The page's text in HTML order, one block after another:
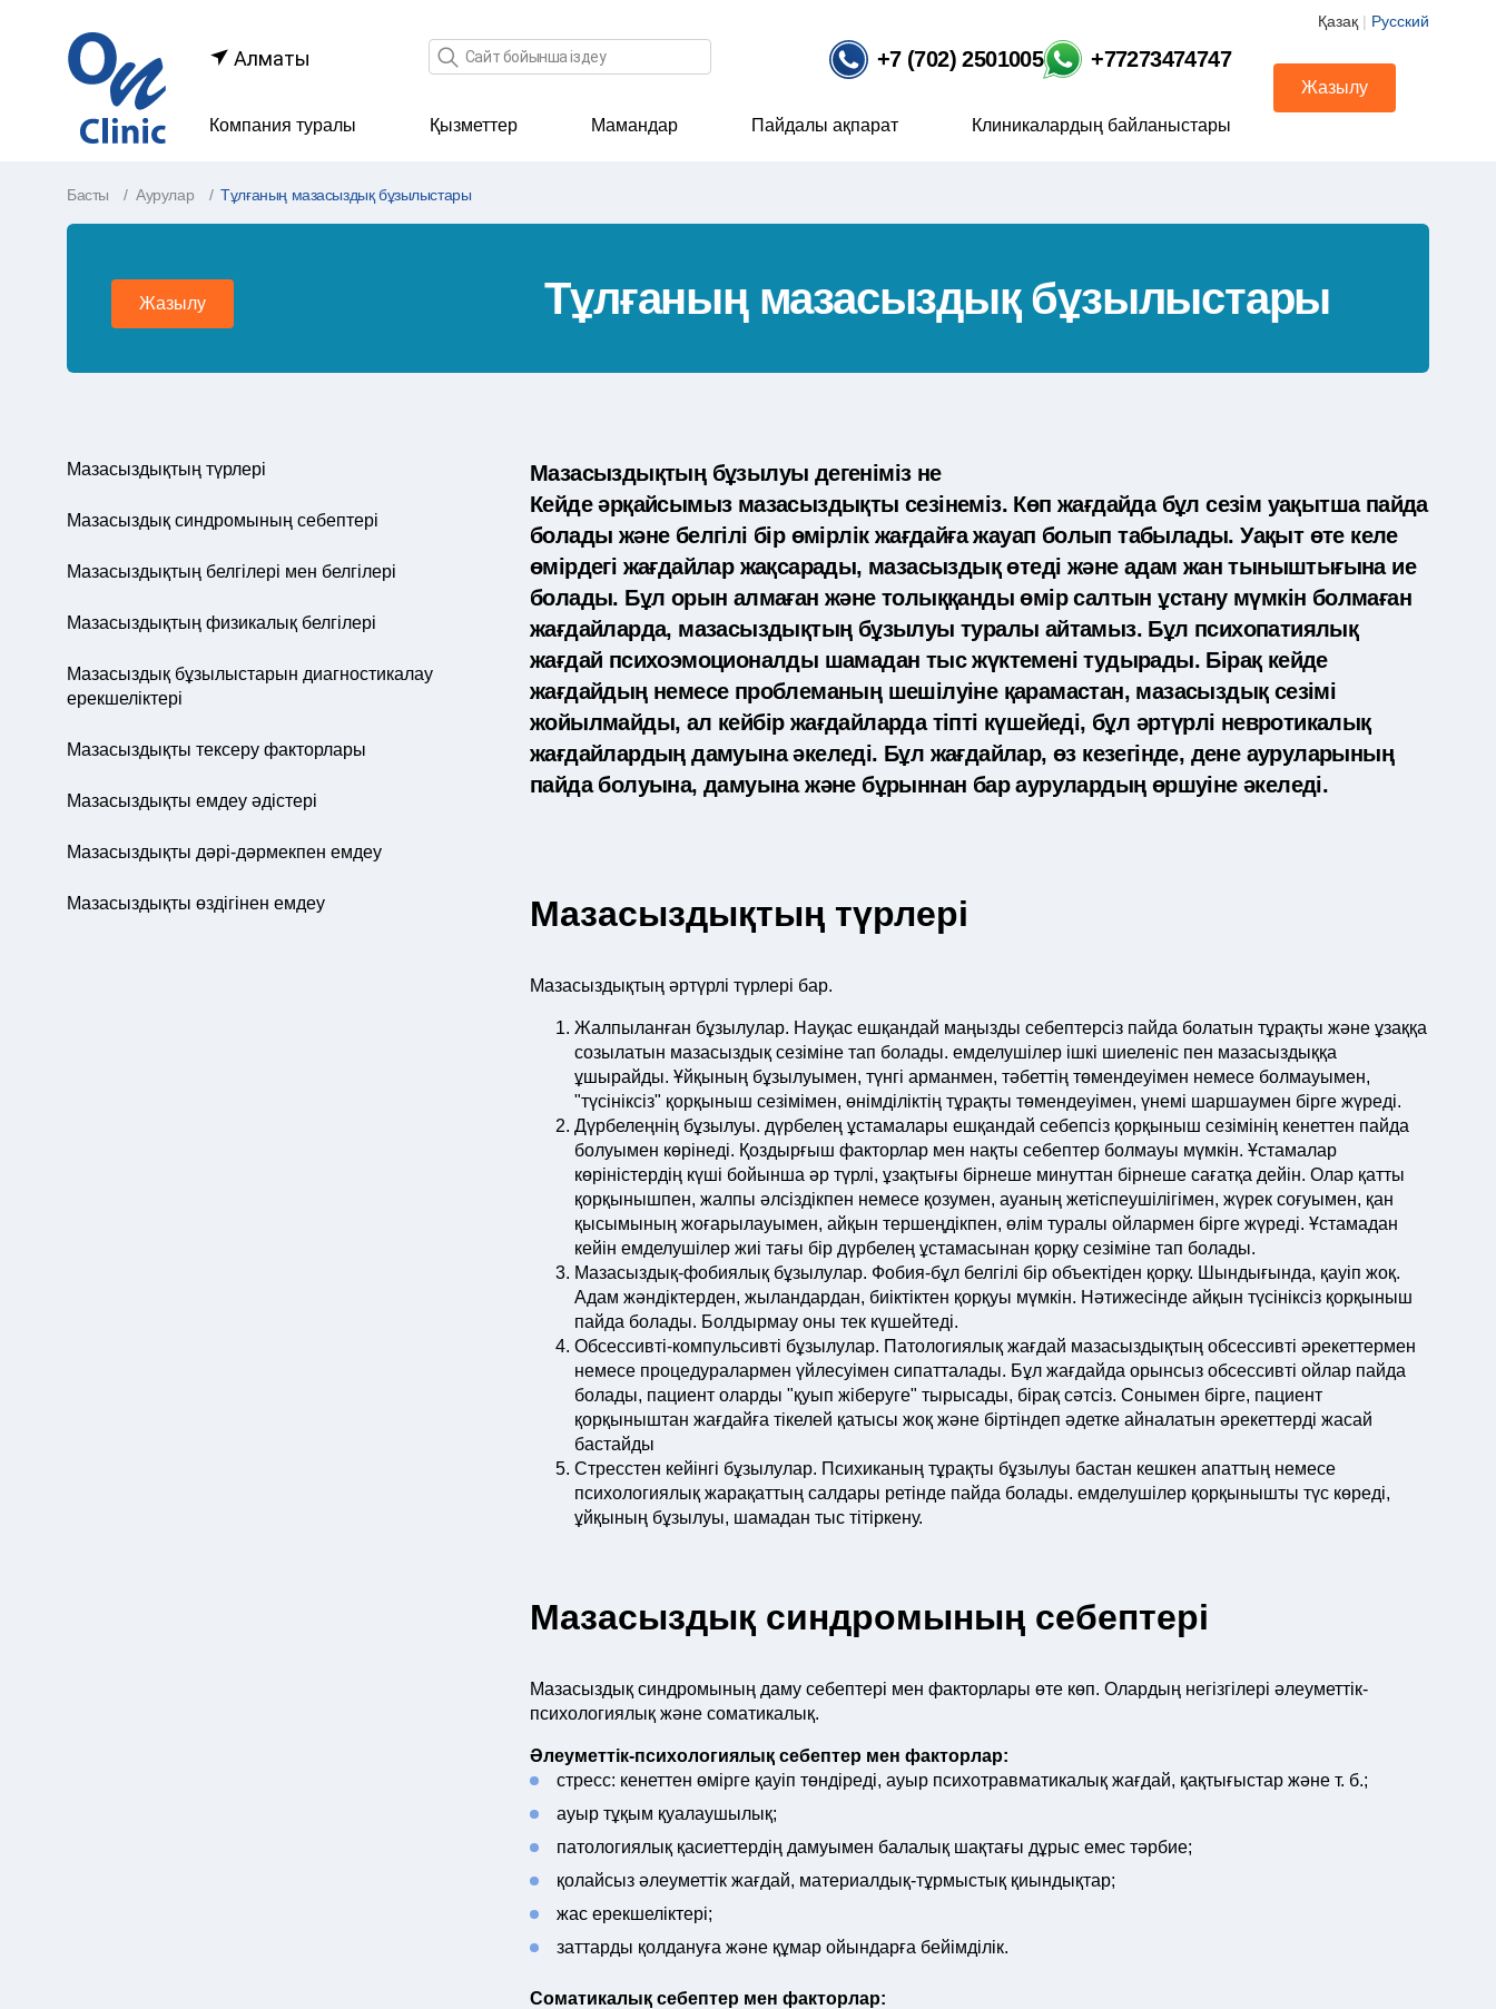
Қазақ | Русский
Алматы Іздеу өрісі +7 (702) 2501005 +77273474747
Компания туралы Қызметтер Мамандар Пайдалы ақпарат Клиникалардың байланыстары
Жазылу
Басты Аурулар Тұлғаның мазасыздық бұзылыстары
Жазылу Тұлғаның мазасыздық бұзылыстары
Мазасыздықтың түрлері
Мазасыздық синдромының себептері
Мазасыздықтың белгілері мен белгілері
Мазасыздықтың физикалық белгілері
Мазасыздық бұзылыстарын диагностикалау
ерекшеліктері
Мазасыздықты тексеру факторлары
Мазасыздықты емдеу әдістері
Мазасыздықты дәрі-дәрмекпен емдеу
Мазасыздықты өздігінен емдеу
Мазасыздықтың бұзылуы дегеніміз не
Кейде әрқайсымыз мазасыздықты сезінеміз. Көп жағдайда бұл сезім уақытша пайда
болады және белгілі бір өмірлік жағдайға жауап болып табылады. Уақыт өте келе
өмірдегі жағдайлар жақсарады, мазасыздық өтеді және адам жан тыныштығына ие
болады. Бұл орын алмаған және толыққанды өмір салтын ұстану мүмкін болмаған
жағдайларда, мазасыздықтың бұзылуы туралы айтамыз. Бұл психопатиялық
жағдай психоэмоционалды шамадан тыс жүктемені тудырады. Бірақ кейде
жағдайдың немесе проблеманың шешілуіне қарамастан, мазасыздық сезімі
жойылмайды, ал кейбір жағдайларда тіпті күшейеді, бұл әртүрлі невротикалық
жағдайлардың дамуына әкеледі. Бұл жағдайлар, өз кезегінде, дене ауруларының
пайда болуына, дамуына және бұрыннан бар аурулардың өршуіне әкеледі.
Мазасыздықтың түрлері
Мазасыздықтың әртүрлі түрлері бар.
Жалпыланған бұзылулар. Науқас ешқандай маңызды себептерсіз пайда болатын тұрақты және ұзаққа
созылатын мазасыздық сезіміне тап болады. емделушілер ішкі шиеленіс пен мазасыздыққа
ұшырайды. Ұйқының бұзылуымен, түнгі арманмен, тәбеттің төмендеуімен немесе болмауымен,
"түсініксіз" қорқыныш сезімімен, өнімділіктің тұрақты төмендеуімен, үнемі шаршаумен бірге жүреді.
Дүрбелеңнің бұзылуы. дүрбелең ұстамалары ешқандай себепсіз қорқыныш сезімінің кенеттен пайда
болуымен көрінеді. Қоздырғыш факторлар мен нақты себептер болмауы мүмкін. Ұстамалар
көріністердің күші бойынша әр түрлі, ұзақтығы бірнеше минуттан бірнеше сағатқа дейін. Олар қатты
қорқынышпен, жалпы әлсіздікпен немесе қозумен, ауаның жетіспеушілігімен, жүрек соғуымен, қан
қысымының жоғарылауымен, айқын тершеңдікпен, өлім туралы ойлармен бірге жүреді. Ұстамадан
кейін емделушілер жиі тағы бір дүрбелең ұстамасынан қорқу сезіміне тап болады.
Мазасыздық-фобиялық бұзылулар. Фобия-бұл белгілі бір объектіден қорқу. Шындығында, қауіп жоқ.
Адам жәндіктерден, жыландардан, биіктіктен қорқуы мүмкін. Нәтижесінде айқын түсініксіз қорқыныш
пайда болады. Болдырмау оны тек күшейтеді.
Обсессивті-компульсивті бұзылулар. Патологиялық жағдай мазасыздықтың обсессивті әрекеттермен
немесе процедуралармен үйлесуімен сипатталады. Бұл жағдайда орынсыз обсессивті ойлар пайда
болады, пациент оларды "қуып жіберуге" тырысады, бірақ сәтсіз. Сонымен бірге, пациент
қорқыныштан жағдайға тікелей қатысы жоқ және біртіндеп әдетке айналатын әрекеттерді жасай
бастайды
Стресстен кейінгі бұзылулар. Психиканың тұрақты бұзылуы бастан кешкен апаттың немесе
психологиялық жарақаттың салдары ретінде пайда болады. емделушілер қорқынышты түс көреді,
ұйқының бұзылуы, шамадан тыс тітіркену.
Мазасыздық синдромының себептері
Мазасыздық синдромының даму себептері мен факторлары өте көп. Олардың негізгілері әлеуметтік-
психологиялық және соматикалық.
Әлеуметтік-психологиялық себептер мен факторлар:
стресс: кенеттен өмірге қауіп төндіреді, ауыр психотравматикалық жағдай, қақтығыстар және т. б.;
ауыр тұқым қуалаушылық;
патологиялық қасиеттердің дамуымен балалық шақтағы дұрыс емес тәрбие;
қолайсыз әлеуметтік жағдай, материалдық-тұрмыстық қиындықтар;
жас ерекшеліктері;
заттарды қолдануға және құмар ойындарға бейімділік.
Соматикалық себептер мен факторлар: